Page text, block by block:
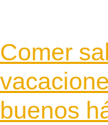
Comer
buenos